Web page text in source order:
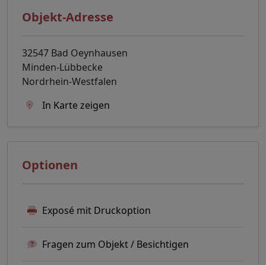
Objekt-Adresse
32547 Bad Oeynhausen
Minden-Lübbecke
Nordrhein-Westfalen
In Karte zeigen
Optionen
Exposé mit Druckoption
Fragen zum Objekt / Besichtigen